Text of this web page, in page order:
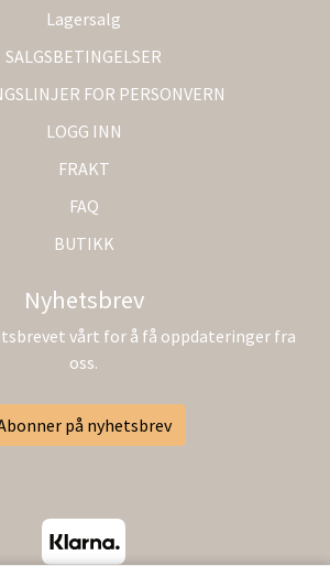
Lagersalg
SALGSBETINGELSER
FOR PERSONVERN
LOGG INN
FRAKT
FAQ
BUTIKK
Nyhetsbrev
vårt for å få oppdateringer fra
oss.
på nyhetsbrev